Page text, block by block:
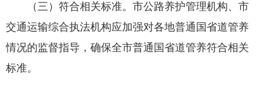
（三）符合相关标准。市公路养护管理机构、市
交通运输综合执法机构应加强对各地普通国省道管养
情况的监督指导，确保全市普通国省道管养符合相关
标准。